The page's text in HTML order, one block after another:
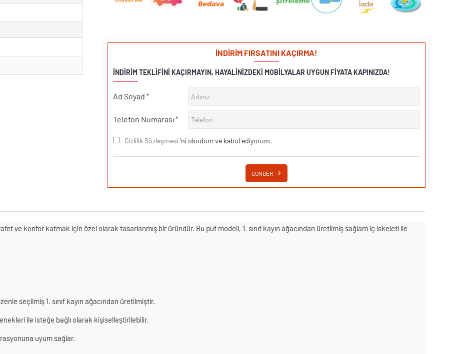
İNDİRİM FIRSATINI KAÇIRMA!
İNDIRIM TEKLIFINI KAÇIRMAYIN, HAYALINIZDEKI MOBILYALAR UYGUN FIYATA KAPINIZDA!
Ad Soyad
Telefon Numarası
Gizlilik Sözleşmesi 'ni okudum ve kabul ediyorum.
GÖNDER
ve konfor katmak için özel olarak tasarlanmış bir üründür. Bu puf modeli, 1. sınıf kayın ağacından üretilmiş sağlam iç iskeleti ile
seçilmiş 1. sınıf kayın ağacından üretilmiştir.
ile isteğe bağlı olarak kişiselleştirilebilir.
uyum sağlar.